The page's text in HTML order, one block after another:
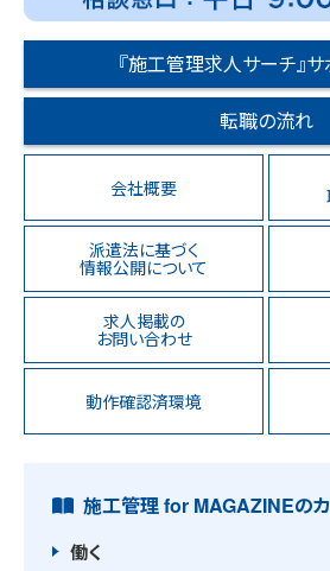
『施工管理求人サーチ』
転職の流れ
会社概要
派遣法に基づく
情報公開について
求人掲載の
お問い合わせ
動作確認済環境
施工管理 for MAGAZINEの
働く